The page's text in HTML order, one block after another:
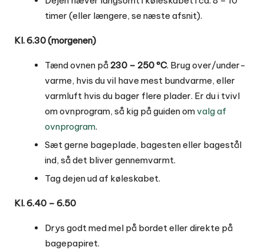
timer (eller længere, se næste afsnit).
Kl. 6.30 (morgenen)
Tænd ovnen på 230 – 250 °C. Brug over/under-
varme, hvis du vil have mest bundvarme, eller
varmluft hvis du bager flere plader. Er du i tvivl
om ovnprogram, så kig på guiden omvalg af
ovnprogram.
Sæt gerne bageplade, bagesten eller bagestål
ind, så det bliver gennemvarmt.
Tag dejen ud af køleskabet.
Kl. 6.40 – 6.50
Drys godt med mel på bordet eller direkte på
bagepapiret.